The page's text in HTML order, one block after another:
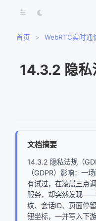
首页 > WebRTC实时通
14.3.2 隐私
文档摘要
14.3.2 隐私法规（
（GDPR）影响：一
有试过，在凌晨三点
服务，却突然发现——
纹、会话ID、页面停
钮坐标，一并写入下
网络错误
获取文档树失败，请